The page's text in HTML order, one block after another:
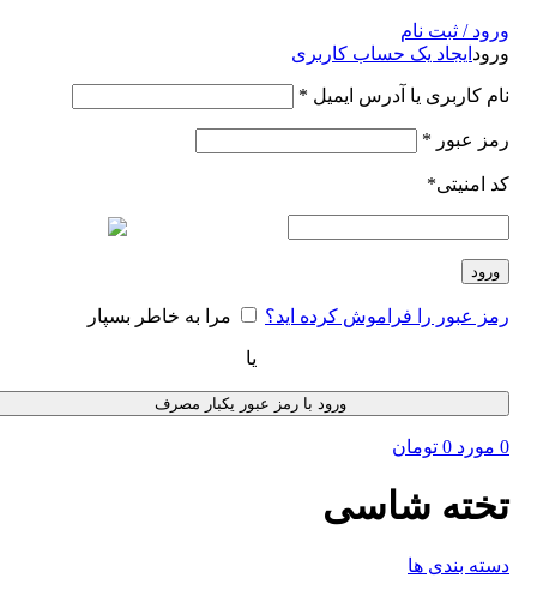
ورود / ثبت نام
ورود ایجاد یک حساب کاربری
نام کاربری یا آدرس ایمیل *
رمز عبور *
کد امنیتی*
ورود
رمز عبور را فراموش کرده اید؟ مرا به خاطر بسپار
یا
ورود با رمز عبور یکبار مصرف
0 مورد 0 تومان
تخته شاسی
دسته بندی ها